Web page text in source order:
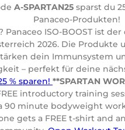
A-SPARTAN25sparst du
Panaceo-Produkten!
Panaceo ISO-BOOST ist
2026. Die
dein Immunsystem
– perfekt für deine
% sparen! **SPARTAN
introductory training
90 minute bodyweight
gets a FREE t-shirt and